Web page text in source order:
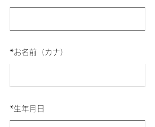
*お名前（カナ）
*生年月日